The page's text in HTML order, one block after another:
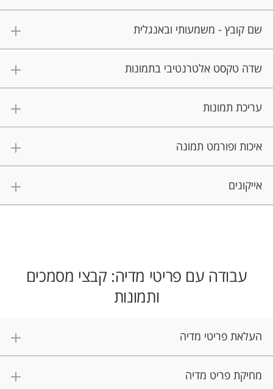
שם קובץ - משמעותי ובאנגלית
שדה טקסט אלטרנטיבי בתמונות
עריכת תמונות
איכות ופורמט תמונה
אייקונים
עבודה עם פריטי מדיה: קבצי מסמכים
ותמונות
העלאת פריטי מדיה
מחיקת פריט מדיה